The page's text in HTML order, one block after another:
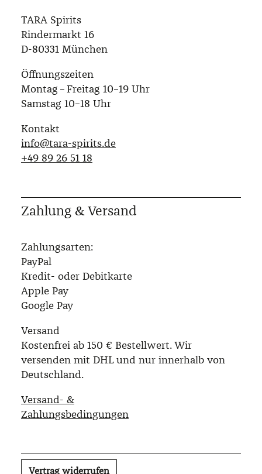
TARA Spirits
Rindermarkt 16
D-80331 München
Öffnungszeiten
Montag – Freitag 10–19 Uhr
Samstag 10–18 Uhr
Kontakt
info@tara-spirits.de
‭+49 89 26 51 18‬
Zahlung & Versand
Zahlungsarten:
PayPal
Kredit- oder Debitkarte
Apple Pay
Google Pay
Versand
Kostenfrei ab 150 € Bestellwert. Wir
versenden mit DHL und nur innerhalb von
Deutschland.
Versand- &
Zahlungsbedingungen
Vertrag widerrufen